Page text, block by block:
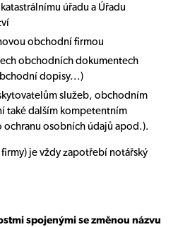
úřadu a Úřadu
obchodní firmou
obchodních dokumentech
dopisy...)
služeb, obchodním
také dalším kompetentním
ochranu osobních údajů apod.).
je vždy zapotřebí notářský
spojenými se změnou názvu